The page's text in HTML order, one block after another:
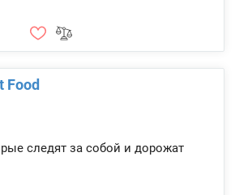
следят за собой и дорожат